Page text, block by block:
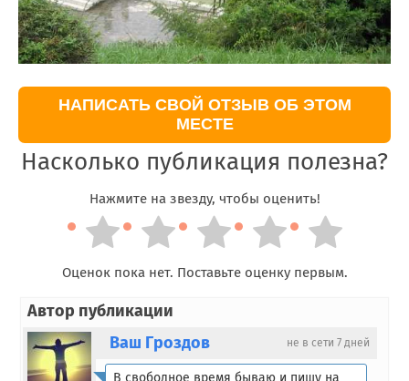
НАПИСАТЬ СВОЙ ОТЗЫВ ОБ ЭТОМ
МЕСТЕ
Насколько публикация полезна?
Нажмите на звезду, чтобы оценить!
Оценок пока нет. Поставьте оценку первым.
Автор публикации
не в сети 7 дней
Ваш Гроздов
В свободное время бываю и пишу на